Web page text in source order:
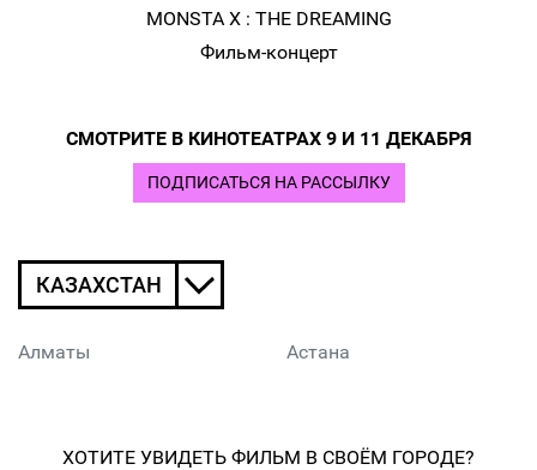
MONSTA X : THE DREAMING
Фильм-концерт
СМОТРИТЕ В КИНОТЕАТРАХ 9 И 11 ДЕКАБРЯ
ПОДПИСАТЬСЯ НА РАССЫЛКУ
КАЗАХСТАН
Алматы Астана
ХОТИТЕ УВИДЕТЬ ФИЛЬМ В СВОЁМ ГОРОДЕ?